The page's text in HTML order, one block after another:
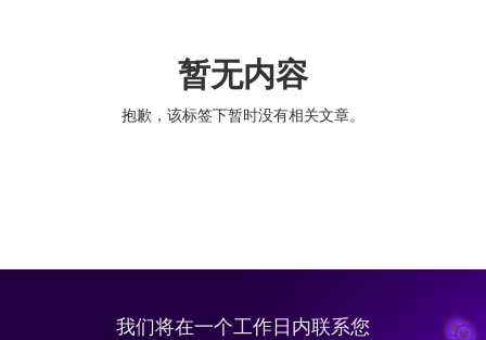
暂无内容
抱歉，该标签下暂时没有相关文章。
我们将在一个工作日内联系您